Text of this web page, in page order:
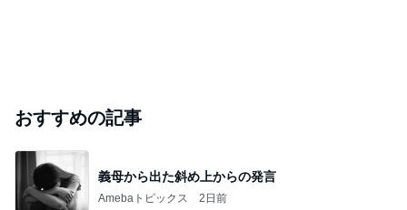
おすすめの記事
義母から出た斜め上からの発言
Amebaトピックス 2日前